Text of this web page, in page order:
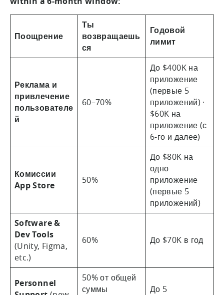
Поощрение
Ты
возвращаешь
ся
Годовой
лимит
Реклама и
привлечение
пользователе
й
60–70%
До $400K на
приложение
(первые 5
приложений) ·
$60K на
приложение (с
6-го и далее)
Комиссии
App Store
50%
До $80K на
одно
приложение
(первые 5
приложений)
Software &
Dev Tools
(Unity, Figma,
etc.)
60% До $70K в год
Personnel
50% от общей
суммы
До 5